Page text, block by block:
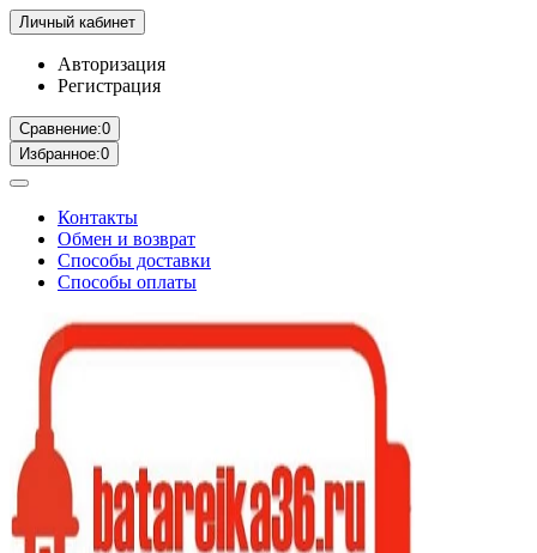
Личный кабинет
Авторизация
Регистрация
Сравнение:0
Избранное:0
Контакты
Обмен и возврат
Способы доставки
Способы оплаты